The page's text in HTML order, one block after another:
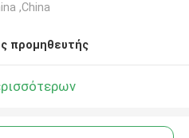
,China
προμηθευτής